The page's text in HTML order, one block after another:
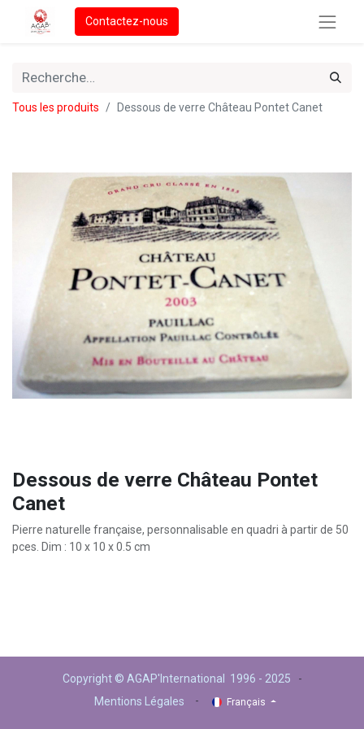
Contactez-nous
Tous les produits Dessous de verre Château Pontet Canet
Dessous de verre Château Pontet
Canet
Pierre naturelle française, personnalisable en quadri à partir de 50
pces. Dim : 10 x 10 x 0.5 cm
Copyright © AGAP'International 1996 - 2025 -
Mentions Légales
- Français